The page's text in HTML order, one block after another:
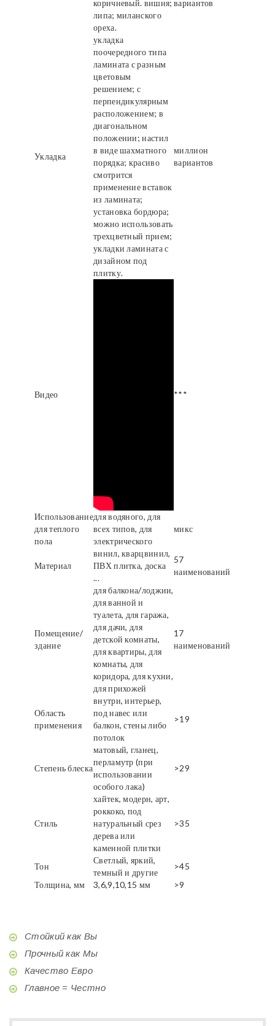
коричневый. вишня;
липа; миланского
ореха.
вариантов
Укладка
укладка
поочередного типа
ламината с разным
цветовым
решением; с
перпендикулярным
расположением; в
диагональном
положении; настил
в виде шахматного
порядка; красиво
смотрится
применение вставок
из ламината;
установка бордюра;
можно использовать
трехцветный прием;
укладки ламината с
дизайном под
плитку.
миллион
вариантов
Видео ***
Использование
для теплого
пола
для водяного, для
всех типов, для
электрического
микс
Материал
винил, кварцвинил,
ПВХ плитка, доска
...
57
наименований
Помещение/
здание
для балкона/лоджии,
для ванной и
туалета, для гаража,
для дачи, для
детской комнаты,
для квартиры, для
комнаты, для
коридора, для кухни,
для прихожей
17
наименований
Область
применения
внутри, интерьер,
под навес или
балкон, стены либо
потолок
>19
Степень блеска
матовый, гланец,
перламутр (при
использовании
особого лака)
>29
Стиль
хайтек, модерн, арт,
роккоко, под
натуральный срез
дерева или
каменной плитки
>35
Тон
Светлый, яркий,
темный и другие
>45
Толщина, мм
3,6,9,10,15 мм >9
Стойкий как Вы
Прочный как Мы
Качество Евро
Главное = Честно